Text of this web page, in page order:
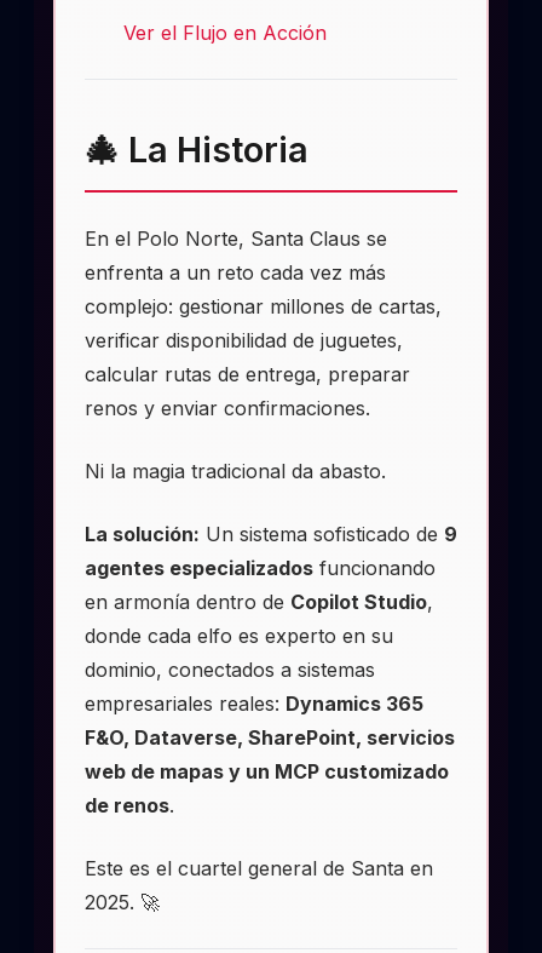
Ver el Flujo en Acción
🎄 La Historia
En el Polo Norte, Santa Claus se
enfrenta a un reto cada vez más
complejo: gestionar millones de cartas,
verificar disponibilidad de juguetes,
calcular rutas de entrega, preparar
renos y enviar confirmaciones.
Ni la magia tradicional da abasto.
La solución: Un sistema sofisticado de 9
agentes especializados funcionando
en armonía dentro de Copilot Studio,
donde cada elfo es experto en su
dominio, conectados a sistemas
empresariales reales: Dynamics 365
F&O, Dataverse, SharePoint, servicios
web de mapas y un MCP customizado
de renos.
Este es el cuartel general de Santa en
2025. 🚀